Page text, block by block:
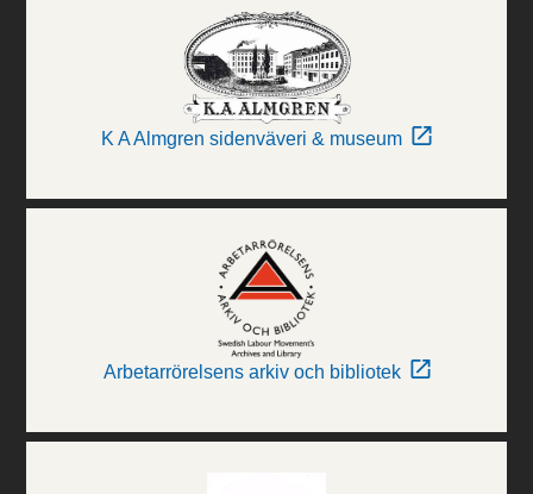
K A Almgren sidenväveri & museum
Arbetarrörelsens arkiv och bibliotek